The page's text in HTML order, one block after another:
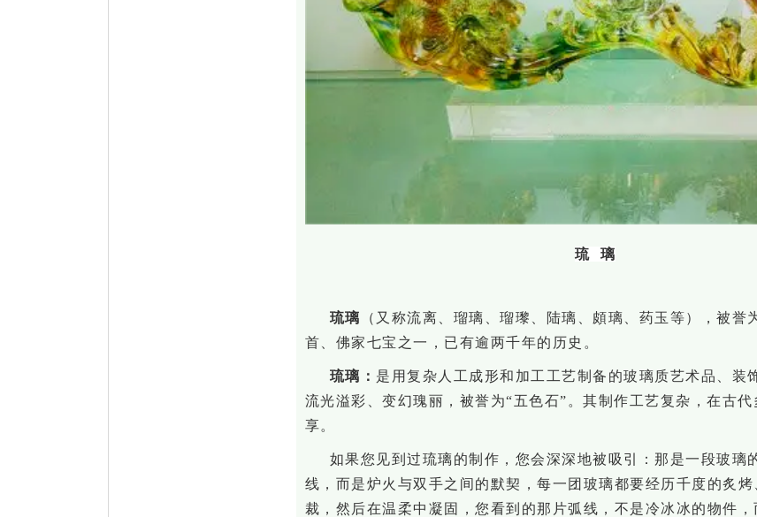
琉 璃
琉璃 （ 又称流离、瑠璃、瑠瓈
、陆璃、頗璃、药玉等），被誉
首、佛家七宝之一，已有逾两千年的历史。
琉璃 ： 是 用复杂人工成形和加工工艺制备的玻璃质艺术品、装
流光溢彩、变幻瑰丽，被誉为“五色石”。其制作工艺复杂，在古
享。
如果您见到过琉璃的制作，您会深深地被吸引：那是一段玻璃
线，而是炉火与双手之间的默契，每一团玻璃都要经历千度的炙
裁，然后在温柔中凝固，您看到的那片弧线，不是冷冰冰的物件